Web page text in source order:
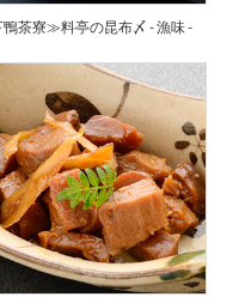
茶寮≫料亭の昆布〆 - 漁味 -